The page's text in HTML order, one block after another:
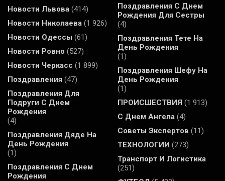
Новости Львова (414)
Новости Николаева (1 926)
Новости Одессы (61)
Новости Ровно (527)
Новости Черкасс (1 899)
Поздравления (47)
Поздравления Для
Подруги С Днем
Рождения
(4)
Поздравления Дяде На
День Рождения
(1)
Поздравления С Днем
Рождения
Поздравления С Днем
Рождения Для Сестры
(4)
Поздравления Тете На
День Рождения
(1)
Поздравления Шефу На
День Рождения
(1)
ПРОИСШЕСТВИЯ (1 913)
С Днем Ангела (4)
Советы Экспертов (11)
ТЕХНОЛОГИИ (273)
Транспорт И Логистика
(251)